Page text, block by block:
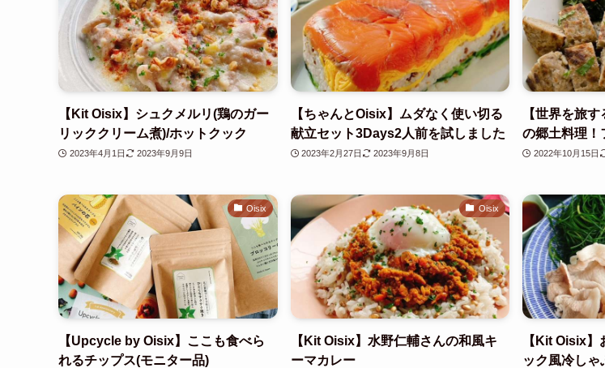
【Kit Oisix】シュクメルリ(鶏のガー
リッククリーム煮)/ホットクック
2023年4月1日 2023年9月9日
【ちゃんとOisix】ムダなく使い切る
献立セット3Days2人前を試しました
2023年2月27日 2023年9月8日
【世界を旅
の郷土料理！
2022年10月15日
Oisix
【Upcycle by Oisix】ここも食べら
れるチップス(モニター品)
Oisix
【Kit Oisix】水野仁輔さんの和風キ
ーマカレー
【Kit Oisix
ック風冷し